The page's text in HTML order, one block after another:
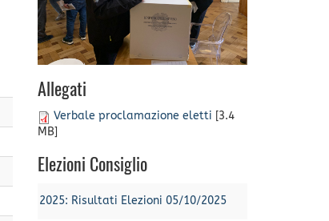
Allegati
Verbale proclamazione eletti [3.4
MB]
Elezioni Consiglio
2025: Risultati Elezioni 05/10/2025